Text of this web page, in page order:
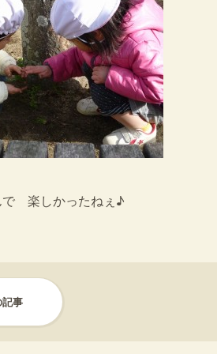
で 楽しかったねぇ♪
事